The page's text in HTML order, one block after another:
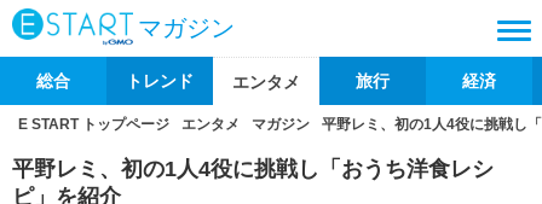
マガジン
総合 トレンド エンタメ 旅行 経済
E START トップページ エンタメ マガジン 平野レミ、初の1人4役に挑戦し
平野レミ、初の1人4役に挑戦し「おうち洋食レシ
ピ」を紹介